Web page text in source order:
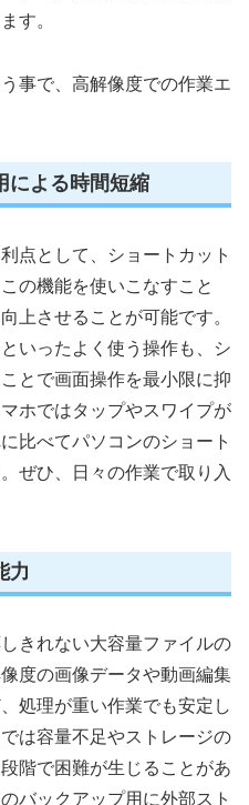
す。
事で、高解像度での作業エ
による時間短縮
点として、ショートカット
の機能を使いこなすこと
上させることが可能です。
いったよく使う操作も、シ
とで画面操作を最小限に抑
ホではタップやスワイプが
比べてパソコンのショート
ぜひ、日々の作業で取り入
力
きれない大容量ファイルの
度の画像データや動画編集
処理が重い作業でも安定し
は容量不足やストレージの
階で困難が生じることがあ
バックアップ用に外部スト